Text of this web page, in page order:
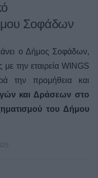
Σοφάδων
ο Δήμος Σοφάδων,
την εταιρεία WINGS
την προμήθεια και
και Δράσεων στο
του Δήμου